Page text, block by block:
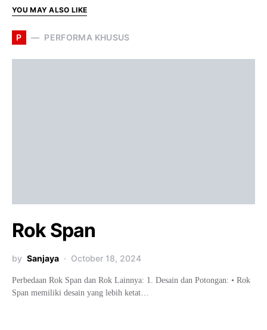
YOU MAY ALSO LIKE
P PERFORMA KHUSUS
Rok Span
by Sanjaya October 18, 2024
Perbedaan Rok Span dan Rok Lainnya: 1. Desain dan Potongan: • Rok
Span memiliki desain yang lebih ketat…